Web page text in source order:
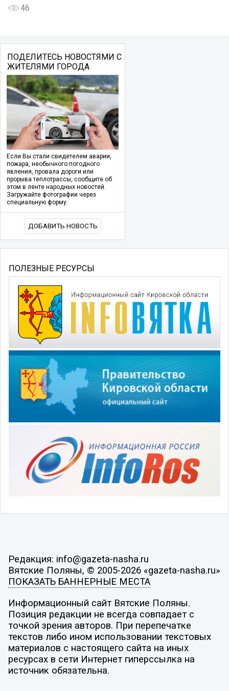
46
ПОДЕЛИТЕСЬ НОВОСТЯМИ С
ЖИТЕЛЯМИ ГОРОДА
Если Вы стали свидетелем аварии,
пожара, необычного погодного
явления, провала дороги или
прорыва теплотрассы, сообщите об
этом в ленте народных новостей.
Загружайте фотографии через
специальную форму.
ДОБАВИТЬ НОВОСТЬ
ПОЛЕЗНЫЕ РЕСУРСЫ
Редакция: info@gazeta-nasha.ru
Вятские Поляны, © 2005-2026 «gazeta-nasha.ru»
ПОКАЗАТЬ БАННЕРНЫЕ МЕСТА
Информационный сайт Вятские Поляны.
Позиция редакции не всегда совпадает с
точкой зрения авторов. При перепечатке
текстов либо ином использовании текстовых
материалов с настоящего сайта на иных
ресурсах в сети Интернет гиперссылка на
источник обязательна.